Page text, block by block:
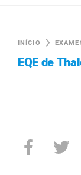
INÍCIO
EQE de